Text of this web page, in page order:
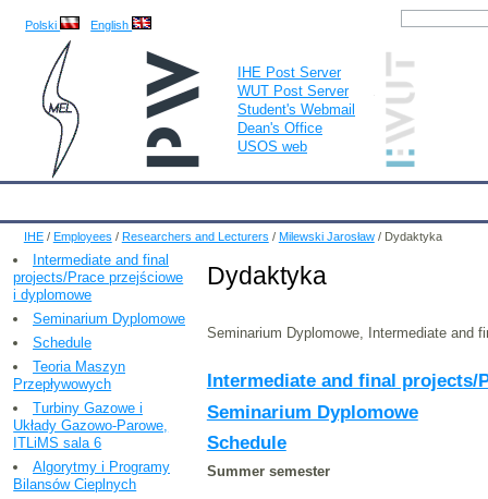
Polski English
IHE Post Server
WUT Post Server
Student's Webmail
Dean's Office
USOS web
IHE / Employees / Researchers and Lecturers / Milewski Jarosław / Dydaktyka
Intermediate and final
projects/Prace przejściowe
i dyplomowe
Seminarium Dyplomowe
Schedule
Teoria Maszyn
Przepływowych
Turbiny Gazowe i
Układy Gazowo-Parowe,
ITLiMS sala 6
Algorytmy i Programy
Bilansów Cieplnych
Dydaktyka
Seminarium Dyplomowe, Intermediate and
Intermediate and final
Seminarium Dyplomowe
Schedule
Summer semester